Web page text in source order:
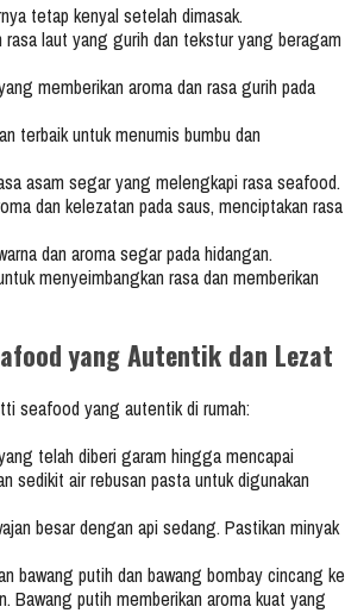
tetap kenyal setelah dimasak.
rasa laut yang gurih dan tekstur yang beragam
memberikan aroma dan rasa gurih pada
terbaik untuk menumis bumbu dan
asam segar yang melengkapi rasa seafood.
dan kelezatan pada saus, menciptakan rasa
dan aroma segar pada hidangan.
menyeimbangkan rasa dan memberikan
yang Autentik dan Lezat
seafood yang autentik di rumah:
telah diberi garam hingga mencapai
sedikit air rebusan pasta untuk digunakan
besar dengan api sedang. Pastikan minyak
bawang putih dan bawang bombay cincang ke
Bawang putih memberikan aroma kuat yang